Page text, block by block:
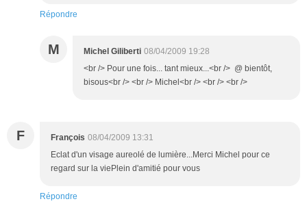
Répondre
M Michel Giliberti 08/04/2009 19:28
<br /> Pour une fois... tant mieux...<br /> @ bientôt,
bisous<br /> <br /> Michel<br /> <br /> <br />
F François 08/04/2009 13:31
Eclat d'un visage aureolé de lumière...Merci Michel pour ce
regard sur la viePlein d'amitié pour vous
Répondre